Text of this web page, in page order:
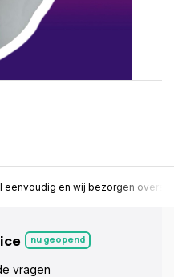
- Altijd een afhaalpunt bij jou
nu geopend
vragen